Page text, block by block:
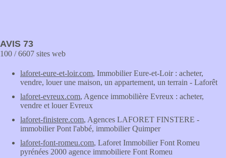
AVIS 73
100 / 6607 sites web
laforet-eure-et-loir.com, Immobilier Eure-et-Loir : acheter,
vendre, louer une maison, un appartement, un terrain - Laforêt
laforet-evreux.com, Agence immobilière Evreux : acheter,
vendre et louer Evreux
laforet-finistere.com, Agences LAFORET FINSTERE -
immobilier Pont l'abbé, immobilier Quimper
laforet-font-romeu.com, Laforet Immobilier Font Romeu
pyrénées 2000 agence immobiliere Font Romeu